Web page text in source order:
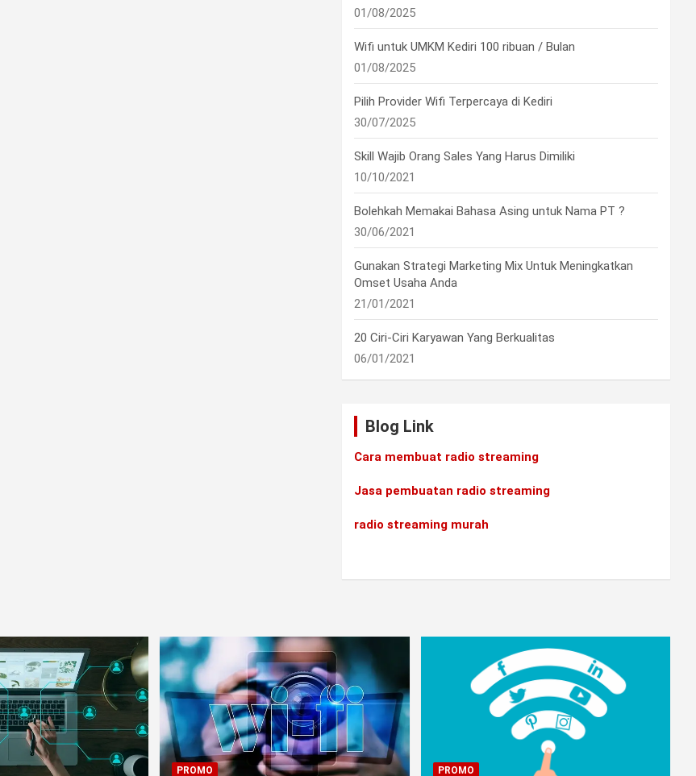
01/08/2025
Wifi untuk UMKM Kediri 100 ribuan / Bulan
01/08/2025
Pilih Provider Wifi Terpercaya di Kediri
30/07/2025
Skill Wajib Orang Sales Yang Harus Dimiliki
10/10/2021
Bolehkah Memakai Bahasa Asing untuk Nama PT ?
30/06/2021
Gunakan Strategi Marketing Mix Untuk Meningkatkan
Omset Usaha Anda
21/01/2021
20 Ciri-Ciri Karyawan Yang Berkualitas
06/01/2021
Blog Link
Cara membuat radio streaming
Jasa pembuatan radio streaming
radio streaming murah
PROMO PROMO